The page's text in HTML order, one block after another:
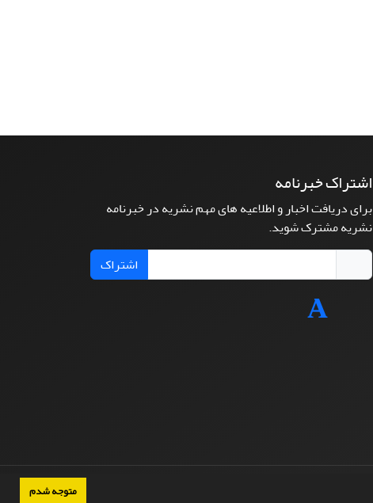
متوجه شدم
اشتراک خبرنامه
برای دریافت اخبار و اطلاعیه های مهم نشریه در خبرنامه
نشریه مشترک شوید.
اشتراک